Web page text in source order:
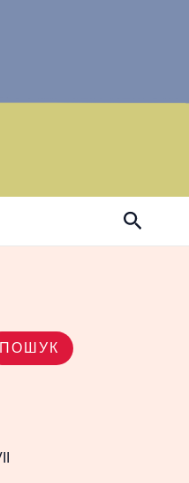
Пошук
ПОШУК